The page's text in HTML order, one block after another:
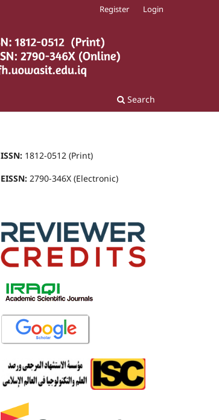
Search
Register Login
ISSN: 1812-0512 (Print)
EISSN: 2790-346X (Electronic)